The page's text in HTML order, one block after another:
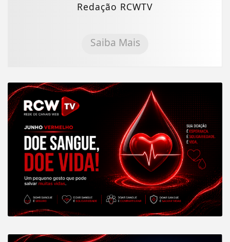
Redação RCWTV
Saiba Mais